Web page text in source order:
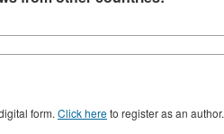
form. Click hereto register as an author.